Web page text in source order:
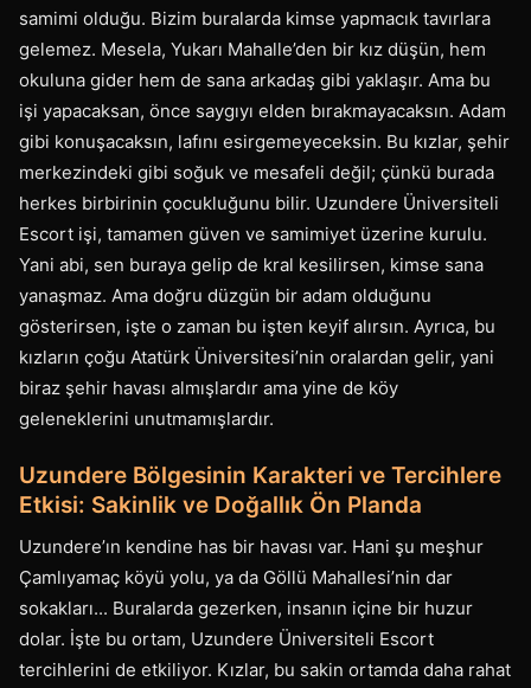
samimi olduğu. Bizim buralarda kimse yapmacık tavırlara
gelemez. Mesela, Yukarı Mahalle’den bir kız düşün, hem
okuluna gider hem de sana arkadaş gibi yaklaşır. Ama bu
işi yapacaksan, önce saygıyı elden bırakmayacaksın. Adam
gibi konuşacaksın, lafını esirgemeyeceksin. Bu kızlar, şehir
merkezindeki gibi soğuk ve mesafeli değil; çünkü burada
herkes birbirinin çocukluğunu bilir. Uzundere Üniversiteli
Escort işi, tamamen güven ve samimiyet üzerine kurulu.
Yani abi, sen buraya gelip de kral kesilirsen, kimse sana
yanaşmaz. Ama doğru düzgün bir adam olduğunu
gösterirsen, işte o zaman bu işten keyif alırsın. Ayrıca, bu
kızların çoğu Atatürk Üniversitesi’nin oralardan gelir, yani
biraz şehir havası almışlardır ama yine de köy
geleneklerini unutmamışlardır.
Uzundere Bölgesinin Karakteri ve Tercihlere
Etkisi: Sakinlik ve Doğallık Ön Planda
Uzundere’ın kendine has bir havası var. Hani şu meşhur
Çamlıyamaç köyü yolu, ya da Göllü Mahallesi’nin dar
sokakları... Buralarda gezerken, insanın içine bir huzur
dolar. İşte bu ortam, Uzundere Üniversiteli Escort
tercihlerini de etkiliyor. Kızlar, bu sakin ortamda daha rahat